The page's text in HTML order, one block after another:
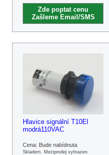
Zde poptat cenu
Zašleme Email/SMS
Hlavice signální T10El
modrá110VAC
Cena: Bude nabídnuta
Skladem. Meziprodej vyhrazen.